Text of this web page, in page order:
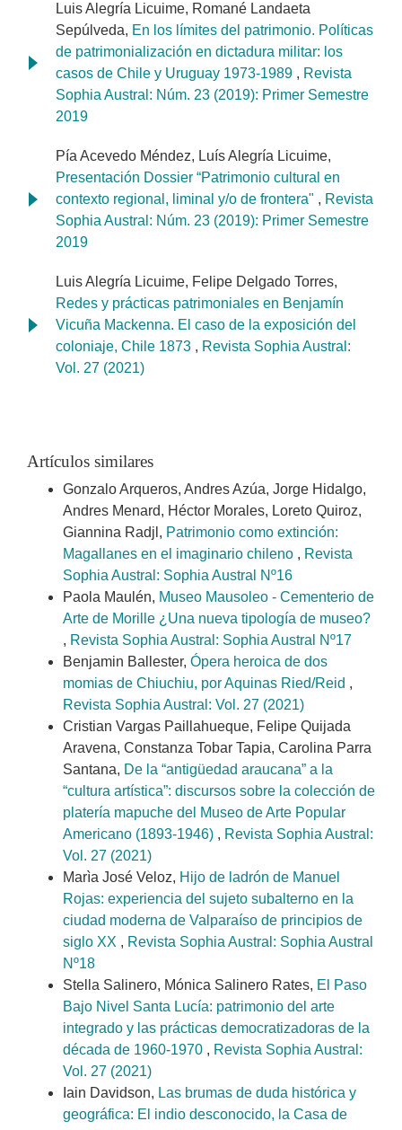
Luis Alegría Licuime, Romané Landaeta
Sepúlveda, En los límites del patrimonio. Políticas
de patrimonialización en dictadura militar: los
casos de Chile y Uruguay 1973-1989 , Revista
Sophia Austral: Núm. 23 (2019): Primer Semestre
2019
Pía Acevedo Méndez, Luís Alegría Licuime,
Presentación Dossier “Patrimonio cultural en
contexto regional, liminal y/o de frontera" , Revista
Sophia Austral: Núm. 23 (2019): Primer Semestre
2019
Luis Alegría Licuime, Felipe Delgado Torres,
Redes y prácticas patrimoniales en Benjamín
Vicuña Mackenna. El caso de la exposición del
coloniaje, Chile 1873 , Revista Sophia Austral:
Vol. 27 (2021)
Artículos similares
Gonzalo Arqueros, Andres Azúa, Jorge Hidalgo,
Andres Menard, Héctor Morales, Loreto Quiroz,
Giannina Radjl, Patrimonio como extinción:
Magallanes en el imaginario chileno , Revista
Sophia Austral: Sophia Austral Nº16
Paola Maulén, Museo Mausoleo - Cementerio de
Arte de Morille ¿Una nueva tipología de museo?
, Revista Sophia Austral: Sophia Austral Nº17
Benjamin Ballester, Ópera heroica de dos
momias de Chiuchiu, por Aquinas Ried/Reid ,
Revista Sophia Austral: Vol. 27 (2021)
Cristian Vargas Paillahueque, Felipe Quijada
Aravena, Constanza Tobar Tapia, Carolina Parra
Santana, De la “antigüedad araucana” a la
“cultura artística”: discursos sobre la colección de
platería mapuche del Museo de Arte Popular
Americano (1893-1946) , Revista Sophia Austral:
Vol. 27 (2021)
Marìa José Veloz, Hijo de ladrón de Manuel
Rojas: experiencia del sujeto subalterno en la
ciudad moderna de Valparaíso de principios de
siglo XX , Revista Sophia Austral: Sophia Austral
Nº18
Stella Salinero, Mónica Salinero Rates, El Paso
Bajo Nivel Santa Lucía: patrimonio del arte
integrado y las prácticas democratizadoras de la
década de 1960-1970 , Revista Sophia Austral:
Vol. 27 (2021)
Iain Davidson, Las brumas de duda histórica y
geográfica: El indio desconocido, la Casa de